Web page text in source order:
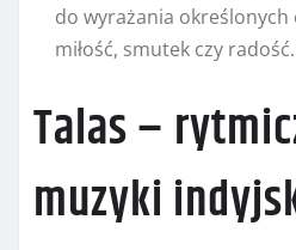
do wyrażania określonych
miłość, smutek czy radość.
Talas –
muzyki